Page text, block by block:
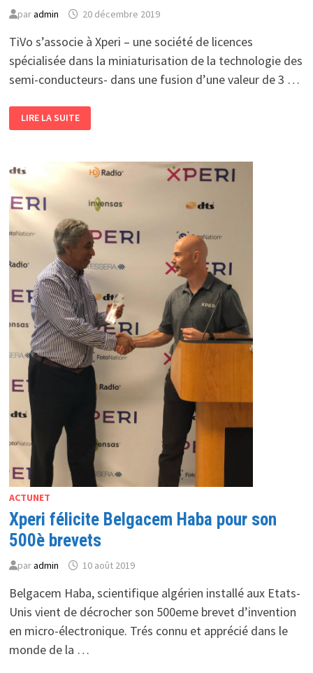
paradmin 20 décembre 2019
TiVo s’associe à Xperi – une société de licences
spécialisée dans la miniaturisation de la technologie des
semi-conducteurs- dans une fusion d’une valeur de 3 …
TIVO
FUSIONNE
AVEC
«L’UNE
DES
PLUS
GRANDES
SOCIÉTÉS
DE
LICENCES
AU
MONDE»
LIRE LA SUITE
ACTUNET
Xperi félicite Belgacem Haba pour son
500è brevets
paradmin 10 août 2019
Belgacem Haba, scientifique algérien installé aux Etats-
Unis vient de décrocher son 500eme brevet d’invention
en micro-électronique. Trés connu et apprécié dans le
monde de la …